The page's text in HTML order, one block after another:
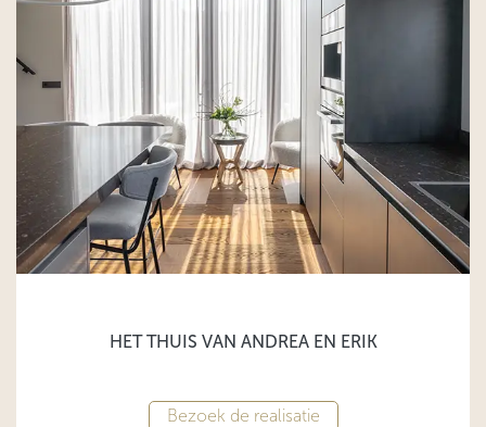
HET THUIS VAN ANDREA EN ERIK
Bezoek de realisatie